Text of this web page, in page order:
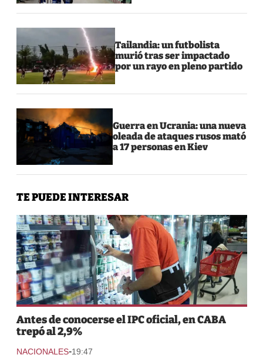
Tailandia: un futbolista
murió tras ser impactado
por un rayo en pleno partido
Guerra en Ucrania: una nueva
oleada de ataques rusos mató
a 17 personas en Kiev
TE PUEDE INTERESAR
Antes de conocerse el IPC oficial, en CABA
trepó al 2,9%
NACIONALES-19:47